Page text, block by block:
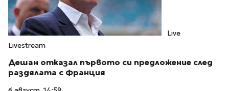
Live
Livestream
Дешан отказал първото си предложение след
раздялата с Франция